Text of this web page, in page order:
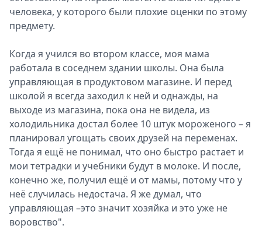
человека, у которого были плохие оценки по этому
предмету.
Когда я учился во втором классе, моя мама
работала в соседнем здании школы. Она была
управляющая в продуктовом магазине. И перед
школой я всегда заходил к ней и однажды, на
выходе из магазина, пока она не видела, из
холодильника достал более 10 штук мороженого – я
планировал угощать своих друзей на переменах.
Тогда я ещё не понимал, что оно быстро растает и
мои тетрадки и учебники будут в молоке. И после,
конечно же, получил ещё и от мамы, потому что у
неё случилась недостача. Я же думал, что
управляющая –это значит хозяйка и это уже не
воровство".